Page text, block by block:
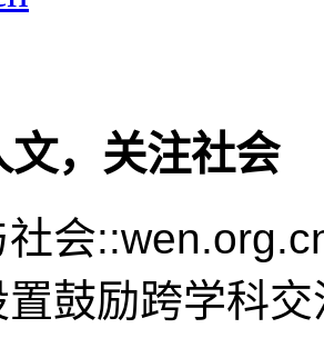
文，关注社会
社会
鼓励跨学科